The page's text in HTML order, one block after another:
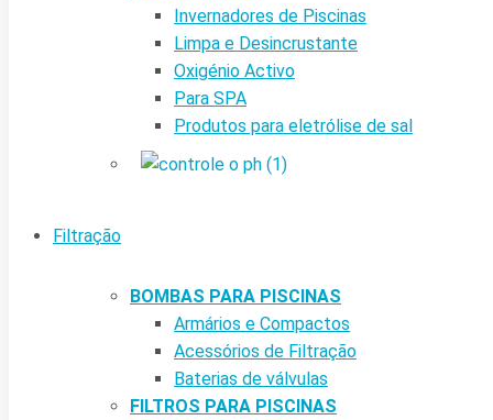
Invernadores de Piscinas
Limpa e Desincrustante
Oxigénio Activo
Para SPA
Produtos para eletrólise de sal
Filtração
BOMBAS PARA PISCINAS
Armários e Compactos
Acessórios de Filtração
Baterias de válvulas
FILTROS PARA PISCINAS